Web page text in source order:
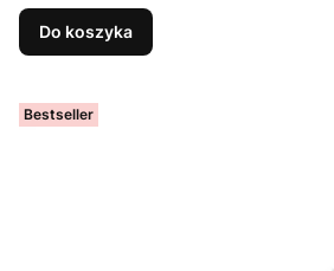
Do koszyka
Bestseller